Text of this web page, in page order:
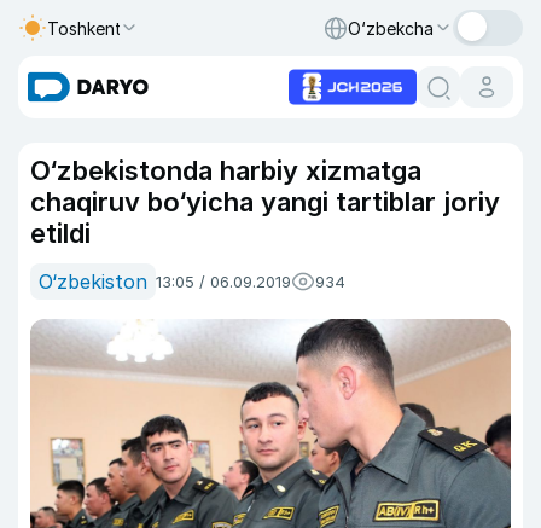
Toshkent O‘zbekcha
O‘zbekistonda harbiy xizmatga
chaqiruv bo‘yicha yangi tartiblar joriy
etildi
O‘zbekiston 13:05 / 06.09.2019 934